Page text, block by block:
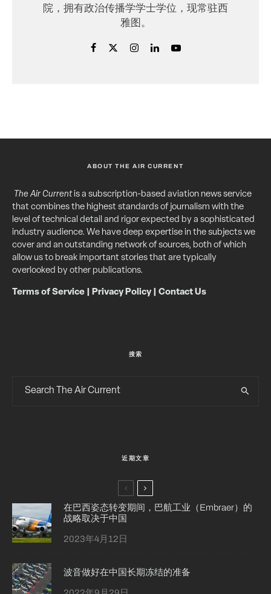
院，拥有政治传播学学士学位，现常驻西
雅图。
ABOUT THE AIR CURRENT
The Air Currentis a subscription-based aviation news service
that combines the highest standards of journalism with the
level of technical detail and rigor expected by a sophisticated
industry audience. We have deep expertise in the subjects we
cover and an outstanding network of sources, both of which
allow us to break important stories that are typically
overlooked by other publications.
Terms of Service Privacy Policy| Contact Us
搜索
近期文章
在巴西姿态转变期间，巴航工业（Embraer）的
战略取决于中国
2023年4月12日
波音做好在中国长期冻结的准备